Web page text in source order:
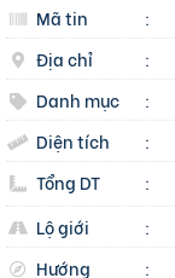
Mã tin :
Địa chỉ
:
Danh mục
:
Diện tích
:
Tổng DT
:
Lộ giới :
Hướng
: